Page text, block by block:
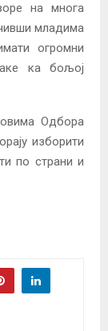
на многа
младима
огромни
ка бољој
Одбора
изборити
по страни и